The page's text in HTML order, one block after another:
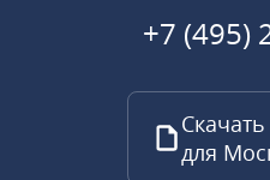
+7 (495)
для